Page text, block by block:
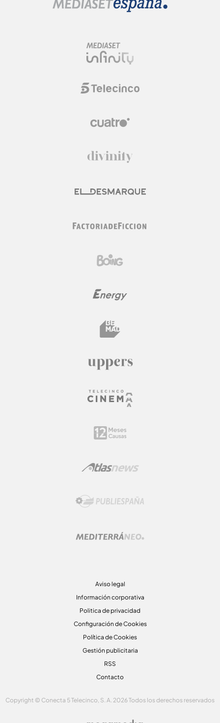
Aviso legal
Información corporativa
Politica de privacidad
Configuración de Cookies
Política de Cookies
Gestión publicitaria
RSS
Contacto
Copyright © Conecta 5 Telecinco, S. A. 2026 Todos los derechos reservados